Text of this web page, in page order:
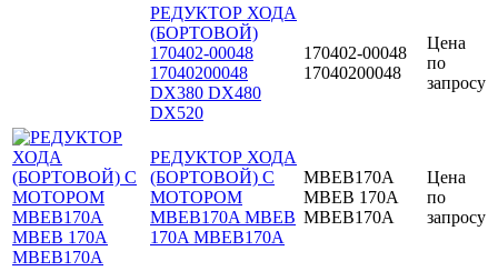
РЕДУКТОР ХОДА
(БОРТОВОЙ)
170402-00048
17040200048
DX380 DX480
DX520
170402-00048
17040200048
Цена
по
запросу
РЕДУКТОР ХОДА
(БОРТОВОЙ) С
МОТОРОМ
MBEB170A MBEB
170A МВЕВ170А
MBEB170A
MBEB 170A
МВЕВ170А
Цена
по
запросу